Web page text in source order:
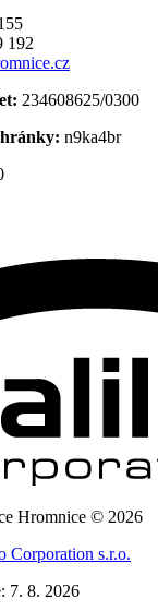
192
234608625/0300
n9ka4br
Hromnice © 2026
Corporation s.r.o.
7. 8. 2026